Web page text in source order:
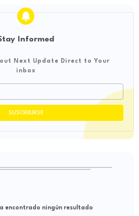
Informed
Next Update Direct to Your
inbox
encontrado ningún resultado